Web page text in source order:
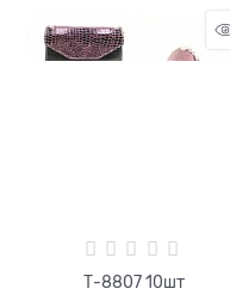
Т-8807 10шт